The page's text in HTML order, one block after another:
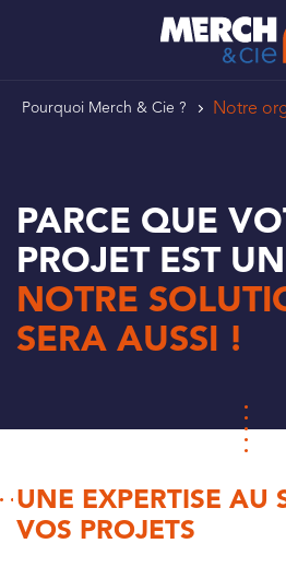
FIL
Pourquoi Merch & Cie ? Notre
PARCE QUE
PROJET EST
NOTRE
SERA AUSSI !
UNE EXPERTISE AU
VOS PROJETS
Panneau de gestion des cookies